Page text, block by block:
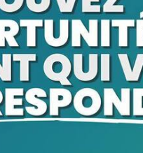
View Profile